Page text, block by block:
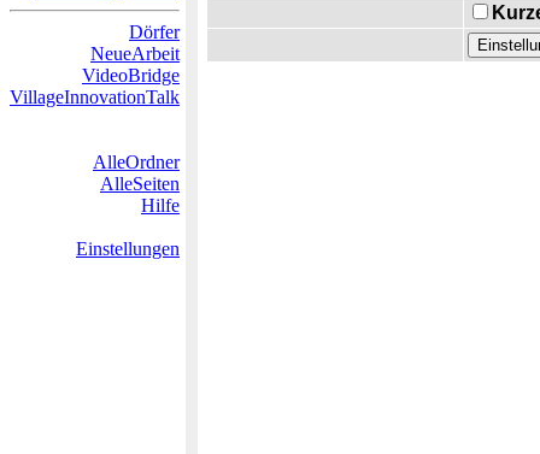
Dörfer
NeueArbeit
VideoBridge
VillageInnovationTalk
AlleOrdner
AlleSeiten
Hilfe
Einstellungen